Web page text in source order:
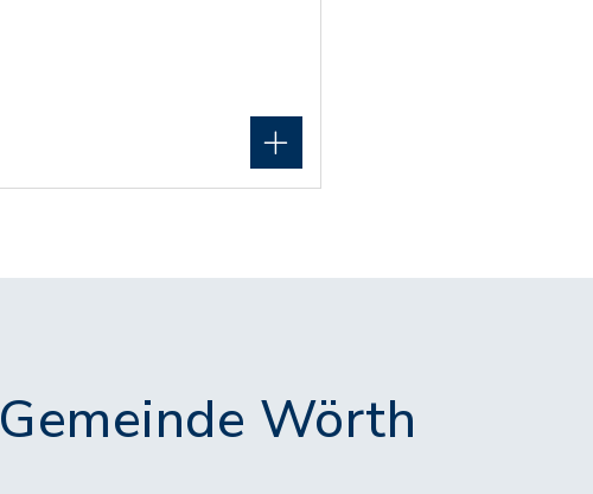
Gemeinde Wörth